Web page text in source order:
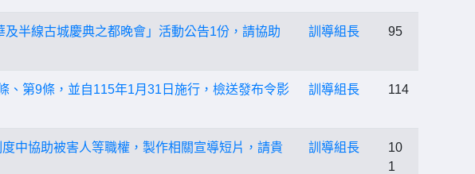
半線古城慶典之都晚會」活動公告1份，請協助
訓導組長 95
、第9條，並自115年1月31日施行，檢送發布令影
訓導組長 114
中協助被害人等職權，製作相關宣導短片，請貴
訓導組長
10
1